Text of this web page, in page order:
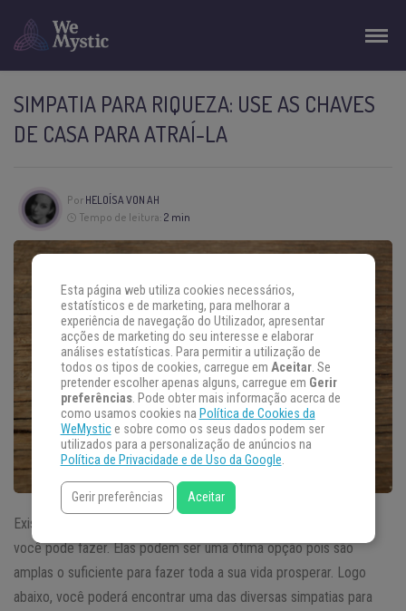
SIMPATIA PARA RIQUEZA: USE AS CHAVES
DE CASA PARA ATRAÍ-LA
Por HELOÍSA VON AH
Tempo de leitura: 2 min
Existem muitas
você pode fazer. Elas podem ser uma ótima opção pois são
amplas o suficiente para fazer toda a sua vida prosperar. Logo
abaixo, você poderá encontrar uma das diversas simpatias para
Esta página web utiliza cookies necessários,
estatísticos e de marketing, para melhorar a
experiência de navegação do Utilizador, apresentar
acções de marketing do seu interesse e elaborar
análises estatísticas. Para permitir a utilização de
todos os tipos de cookies, carregue em Aceitar. Se
pretender escolher apenas alguns, carregue em Gerir
preferências. Pode obter mais informação acerca de
como usamos cookies na Política de Cookies da
WeMystice sobre como os seus dados podem ser
utilizados para a personalização de anúncios na
Política de Privacidade e de Uso da Google.
Gerir preferências Aceitar